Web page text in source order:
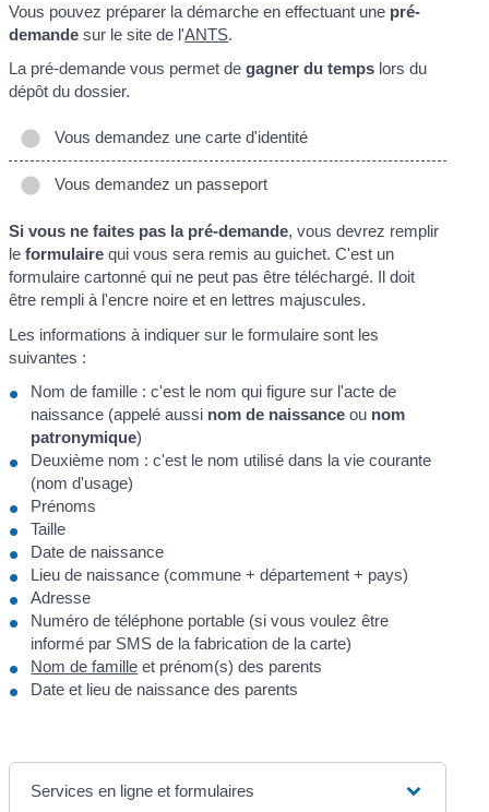
Vous pouvez préparer la démarche en effectuant une pré-
demande sur le site de l'ANTS.
La pré-demande vous permet degagner du temps lors du
dépôt du dossier.
Vous demandez une carte d'identité
Vous demandez un passeport
Si vous ne faites pas la pré-demande, vous devrez remplir
leformulaire qui vous sera remis au guichet. C'est un
formulaire cartonné qui ne peut pas être téléchargé. Il doit
être rempli à l'encre noire et en lettres majuscules.
Les informations à indiquer sur le formulaire sont les
suivantes :
Nom de famille : c'est le nom qui figure sur l'acte de
naissance (appelé aussi nom de naissance ou nom
patronymique)
Deuxième nom : c'est le nom utilisé dans la vie courante
(nom d'usage)
Prénoms
Taille
Date de naissance
Lieu de naissance (commune + département + pays)
Adresse
Numéro de téléphone portable (si vous voulez être
informé par SMS de la fabrication de la carte)
Nom de famille et prénom(s) des parents
Date et lieu de naissance des parents
Services en ligne et formulaires